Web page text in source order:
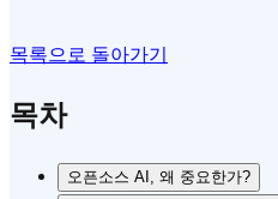
목록으로 돌아가기
목차
오픈소스 AI, 왜 중요한가?